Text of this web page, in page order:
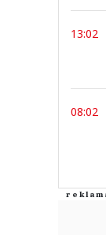
13:02
08:02